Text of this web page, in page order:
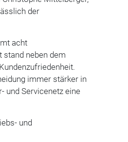
der
acht
neben dem
immer stärker in
und Servicenetz eine
und